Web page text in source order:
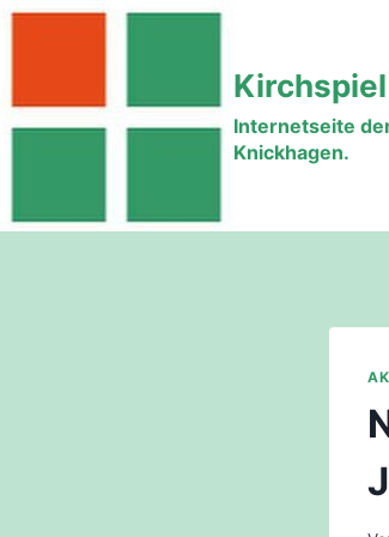
Zum
Internetseite
Knickhagen.